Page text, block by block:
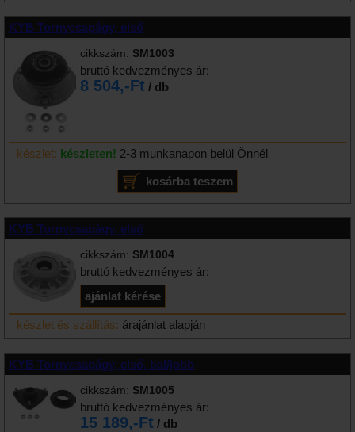
KYB Tornycsapágy, első
cikkszám: SM1003
bruttó kedvezményes ár:
8 504,-Ft / db
készlet: készleten! 2-3 munkanapon belül Önnél
KYB Tornycsapágy, első
cikkszám: SM1004
bruttó kedvezményes ár:
készlet és szállítás: árajánlat alapján
KYB Tornycsapágy, első, bal/jobb
cikkszám: SM1005
bruttó kedvezményes ár:
15 189,-Ft / db